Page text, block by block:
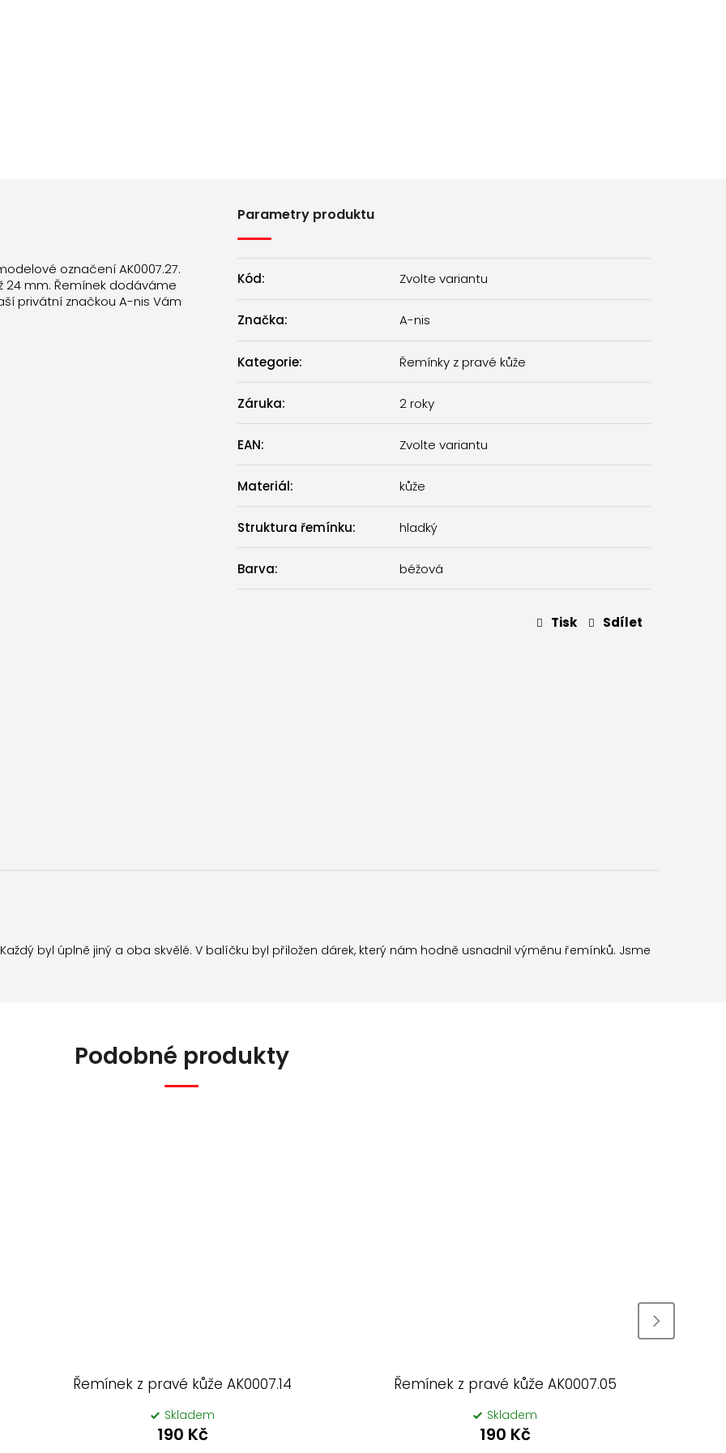
označení AK0007.27.
24 mm. Řemínek dodáváme
privátní značkou A-nis Vám
Parametry produktu
Kód: Zvolte variantu
Značka: A-nis
Kategorie: Řemínky z pravé kůže
Záruka: 2 roky
EAN: Zvolte variantu
Materiál: kůže
Struktura řemínku: hladký
Barva: béžová
Tisk Sdílet
byl úplně jiný a oba skvělé. V balíčku byl přiložen dárek, který nám hodně usnadnil výměnu řemínků. Jsme
Podobné produkty
Řemínek z pravé kůže AK0007.14
Skladem
190 Kč
Řemínek z pravé kůže AK0007.05
Skladem
190 Kč